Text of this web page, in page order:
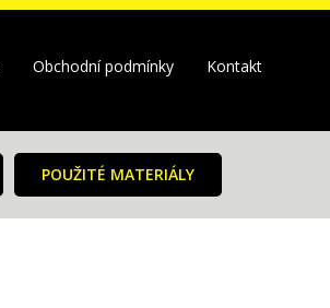
Obchodní podmínky Kontakt
POUŽITÉ MATERIÁLY